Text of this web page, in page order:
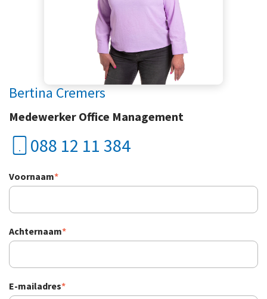
Bertina Cremers
Medewerker Office Management
088 12 11 384
Voornaam*
Achternaam*
E-mailadres*